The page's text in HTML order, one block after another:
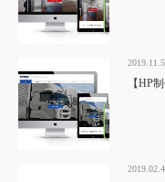
2019.11.5
【HP
2019.02.4